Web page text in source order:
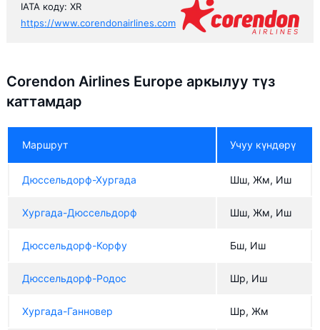
IATA коду: XR
https://www.corendonairlines.com
Corendon Airlines Europe аркылуу түз
каттамдар
Маршрут Учуу күндөрү
Дюссельдорф-Хургада Шш, Жм, Иш
Хургада-Дюссельдорф Шш, Жм, Иш
Дюссельдорф-Корфу Бш, Иш
Дюссельдорф-Родос Шр, Иш
Хургада-Ганновер Шр, Жм